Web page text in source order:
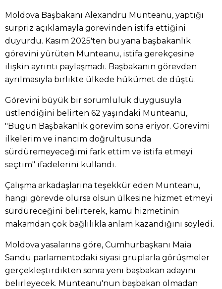
Moldova Başbakanı Alexandru Munteanu, yaptığı
sürpriz açıklamayla görevinden istifa ettiğini
duyurdu. Kasım 2025'ten bu yana başbakanlık
görevini yürüten Munteanu, istifa gerekçesine
ilişkin ayrıntı paylaşmadı. Başbakanın görevden
ayrılmasıyla birlikte ülkede hükümet de düştü.
Görevini büyük bir sorumluluk duygusuyla
üstlendiğini belirten 62 yaşındaki Munteanu,
"Bugün Başbakanlık görevim sona eriyor. Görevimi
ilkelerim ve inancım doğrultusunda
sürdüremeyeceğimi fark ettim ve istifa etmeyi
seçtim" ifadelerini kullandı.
Çalışma arkadaşlarına teşekkür eden Munteanu,
hangi görevde olursa olsun ülkesine hizmet etmeyi
sürdüreceğini belirterek, kamu hizmetinin
makamdan çok bağlılıkla anlam kazandığını söyledi.
Moldova yasalarına göre, Cumhurbaşkanı Maia
Sandu parlamentodaki siyasi gruplarla görüşmeler
gerçekleştirdikten sonra yeni başbakan adayını
belirleyecek. Munteanu'nun başbakan olmadan